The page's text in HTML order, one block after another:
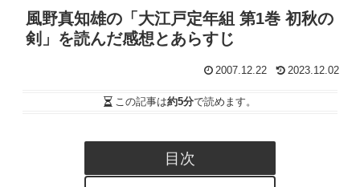
風野真知雄の「大江戸定年組 第1巻 初秋の
剣」を読んだ感想とあらすじ
2007.12.22 2023.12.02
この記事は約5分で読めます。
目次